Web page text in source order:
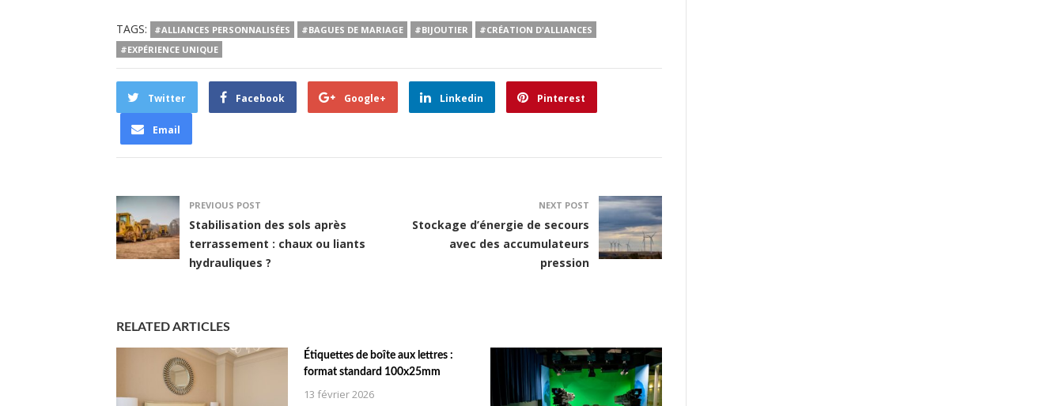
TAGS: #ALLIANCES PERSONNALISÉES #BAGUES DE MARIAGE #BIJOUTIER
#CRÉATION D'ALLIANCES
#EXPÉRIENCE UNIQUE
Twitter Facebook Google+ Linkedin Pinterest
Email
PREVIOUS POST
Stabilisation des sols après
terrassement : chaux ou liants
hydrauliques ?
NEXT POST
Stockage d’énergie de secours
avec des accumulateurs
pression
RELATED ARTICLES
Étiquettes de boîte aux lettres :
format standard 100x25mm
13 février 2026